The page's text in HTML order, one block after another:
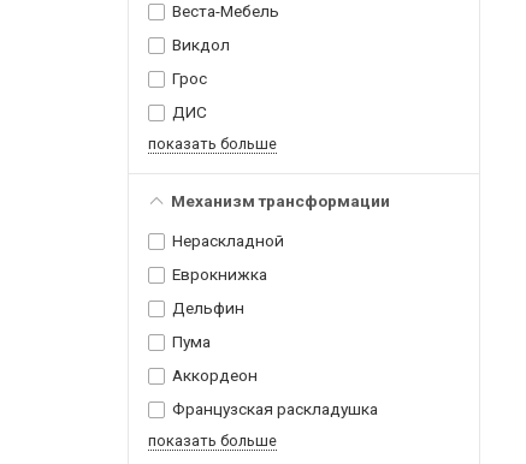
Веста-Мебель
Викдол
Грос
ДИС
показать больше
Механизм трансформации
Нераскладной
Еврокнижка
Дельфин
Пума
Аккордеон
Французская раскладушка
показать больше